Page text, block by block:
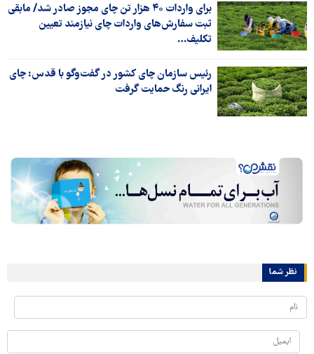
برای واردات ۴۰ هزار تن چای مجوز صادر شد/ مابقی
ثبت سفارش‌های واردات چای نیازمند تعیین
تکلیف…
رئیس سازمان چای کشور در گفت‌وگو با قدس: چای
ایرانی رنگ حمایت گرفت
نظر شما